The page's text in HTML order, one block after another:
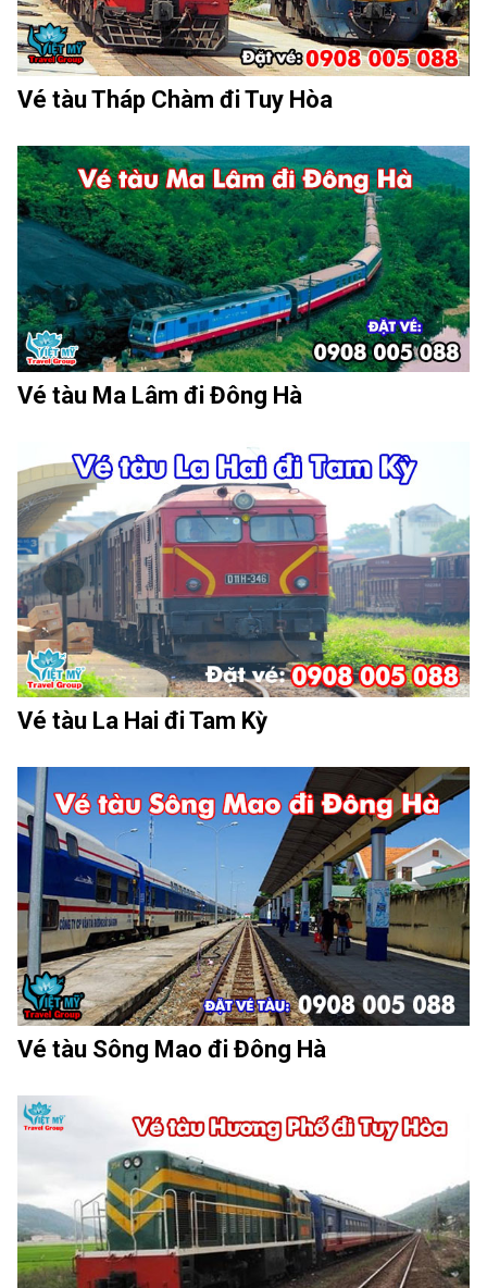
Vé tàu Tháp Chàm đi Tuy Hòa
Vé tàu Ma Lâm đi Đông Hà
Vé tàu La Hai đi Tam Kỳ
Vé tàu Sông Mao đi Đông Hà